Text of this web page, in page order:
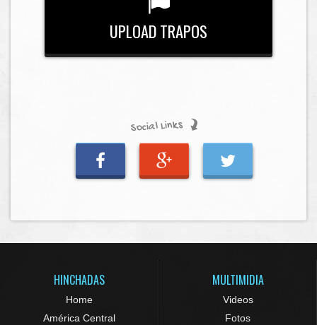
UPLOAD TRAPOS
Social Links
HINCHADAS
Home
América Central
MULTIMIDIA
Videos
Fotos